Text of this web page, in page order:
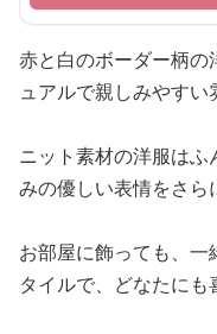
赤と白のボーダー柄
ュアルで親しみやすい
ニット素材の洋服は
みの優しい表情をさら
お部屋に飾っても、
タイルで、どなたにも